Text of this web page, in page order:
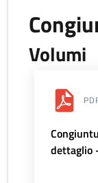
Volumi
dettaglio